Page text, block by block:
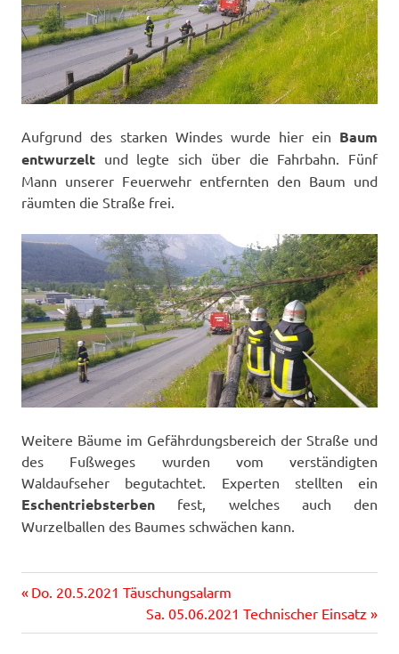
Aufgrund des starken Windes wurde hier ein Baum
entwurzelt und legte sich über die Fahrbahn. Fünf
Mann unserer Feuerwehr entfernten den Baum und
räumten die Straße frei.
Weitere Bäume im Gefährdungsbereich der Straße und
des Fußweges wurden vom verständigten
Waldaufseher begutachtet. Experten stellten ein
Eschentriebsterben fest, welches auch den
Wurzelballen des Baumes schwächen kann.
Beitragsnavigation
Vorheriger
Do. 20.5.2021 Täuschungsalarm
Nächster
Beitrag:
Sa. 05.06.2021 Technischer Einsatz